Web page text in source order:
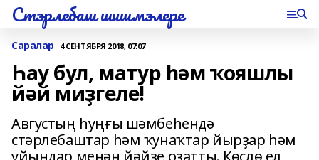
Стэрлебаш шишмэлере
Саралар 4 СЕНТЯБРЯ 2018, 07:07
Һау бул, матур һәм ҡояшлы
йәй миҙгеле!
Августың һуңғы шәмбеһендә
стәрлебаштар һәм ҡунаҡтар йырҙар һәм
уйындар менән йәйҙе оҙатты. Көслө ел